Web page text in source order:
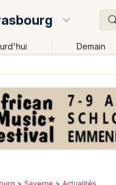
Demain
Bas-Rhin (67)